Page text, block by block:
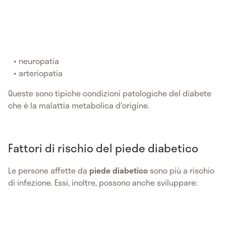
neuropatia
arteriopatia
Queste sono tipiche condizioni patologiche del diabete
che è la malattia metabolica d'origine.
Fattori di rischio del piede diabetico
Le persone affette da piede diabetico sono più a rischio
di infezione. Essi, inoltre, possono anche sviluppare: